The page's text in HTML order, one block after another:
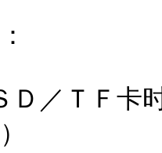
Ｄ／ＴＦ卡